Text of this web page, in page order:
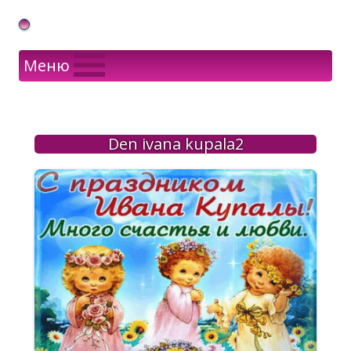
Gif Открытки в подарок
Меню
Den ivana kupala2